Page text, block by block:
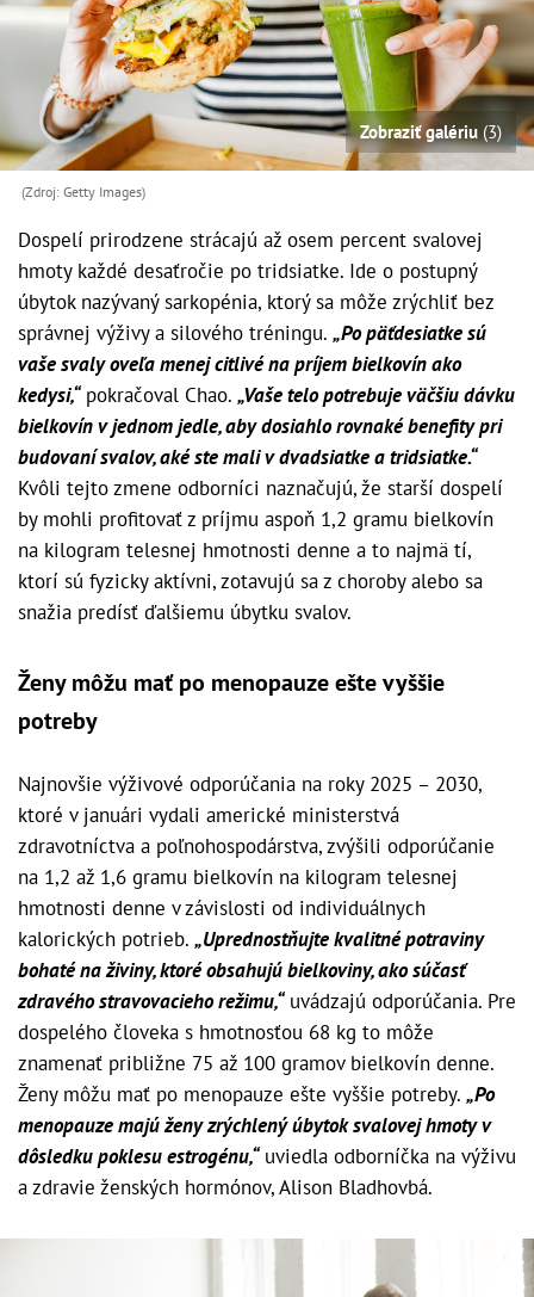
Zobraziť galériu (3)
(Zdroj: Getty Images)
Dospelí prirodzene strácajú až osem percent svalovej
hmoty každé desaťročie po tridsiatke. Ide o postupný
úbytok nazývaný sarkopénia, ktorý sa môže zrýchliť bez
správnej výživy a silového tréningu. „Po päťdesiatke sú
vaše svaly oveľa menej citlivé na príjem bielkovín ako
kedysi,“pokračoval Chao. „Vaše telo potrebuje väčšiu dávku
bielkovín v jednom jedle, aby dosiahlo rovnaké benefity pri
budovaní svalov, aké ste mali v dvadsiatke a tridsiatke.“
Kvôli tejto zmene odborníci naznačujú, že starší dospelí
by mohli profitovať z príjmu aspoň 1,2 gramu bielkovín
na kilogram telesnej hmotnosti denne a to najmä tí,
ktorí sú fyzicky aktívni, zotavujú sa z choroby alebo sa
snažia predísť ďalšiemu úbytku svalov.
Ženy môžu mať po menopauze ešte vyššie
potreby
Najnovšie výživové odporúčania na roky 2025 – 2030,
ktoré v januári vydali americké ministerstvá
zdravotníctva a poľnohospodárstva, zvýšili odporúčanie
na 1,2 až 1,6 gramu bielkovín na kilogram telesnej
hmotnosti denne v závislosti od individuálnych
kalorických potrieb. „Uprednostňujte kvalitné potraviny
bohaté na živiny, ktoré obsahujú bielkoviny, ako súčasť
zdravého stravovacieho režimu,“uvádzajú odporúčania. Pre
dospelého človeka s hmotnosťou 68 kg to môže
znamenať približne 75 až 100 gramov bielkovín denne.
Ženy môžu mať po menopauze ešte vyššie potreby. „Po
menopauze majú ženy zrýchlený úbytok svalovej hmoty v
dôsledku poklesu estrogénu,“uviedla odborníčka na výživu
a zdravie ženských hormónov, Alison Bladhovbá.